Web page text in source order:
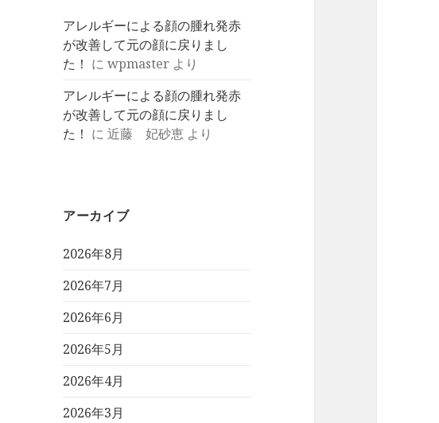
アレルギーによる顔の腫れ発赤
が改善して元の顔に戻りまし
た！ にwpmaster より
アレルギーによる顔の腫れ発赤
が改善して元の顔に戻りまし
た！ に近藤 妃砂恵 より
アーカイブ
2026年8月
2026年7月
2026年6月
2026年5月
2026年4月
2026年3月